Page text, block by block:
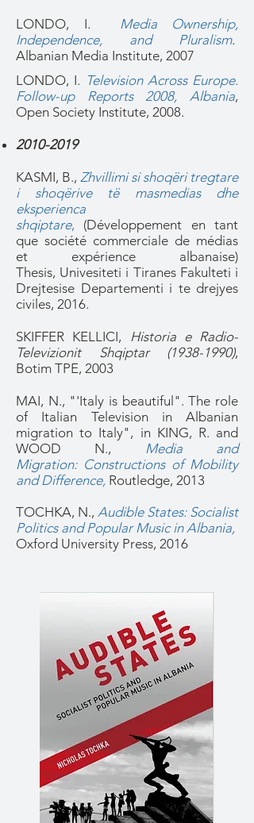
LONDO, I.
Media Ownership,
Independence, and Pluralism.
Albanian Media Institute, 2007
LONDO, I. Television Across Europe.
Follow-up Reports 2008, Albania,
Open Society Institute, 2008.
2010-2019
KASMI, B., Zhvillimi si shoqëri tregtare
i shoqërive të masmedias dhe
eksperienca
shqiptare, (Développement en tant
que société commerciale de médias
et expérience albanaise)
Thesis, Univesiteti i Tiranes Fakulteti i
Drejtesise Departementi i te drejyes
civiles, 2016.
SKIFFER KELLICI, Historia e Radio-
Televizionit Shqiptar (1938-1990),
Botim TPE, 2003
MAI, N., "'Italy is beautiful". The role
of Italian Television in Albanian
migration to Italy", in KING, R. and
WOOD N., Media and
Migration: Constructions of Mobility
and Difference, Routledge, 2013
TOCHKA, N., Audible States: Socialist
Politics and Popular Music in Albania,
Oxford University Press, 2016